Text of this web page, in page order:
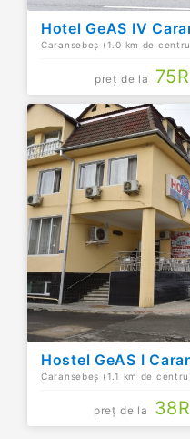
Hotel GeAS IV
Caransebeș (1.0 km de
preț de la 75
Hostel GeAS I
Caransebeș (1.1 km de
preț de la 38